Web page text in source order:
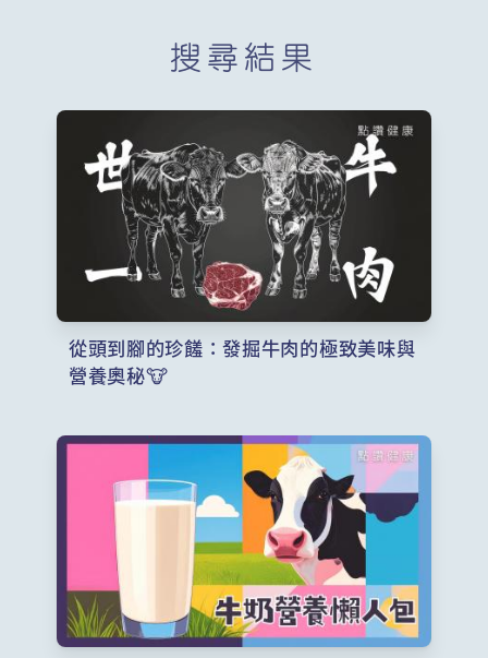
搜尋結果
從頭到腳的珍饈：發掘牛肉的極致美味與
營養奧秘🐮